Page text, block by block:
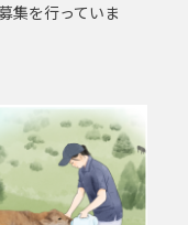
集を行っていま